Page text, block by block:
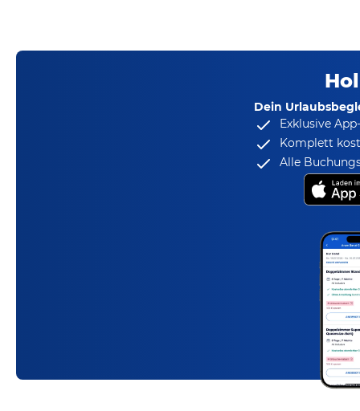
Dein
Exklusive
Komplett
Alle